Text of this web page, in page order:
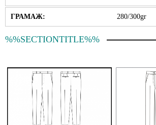
ГРАМАЖ: 280/300gr
%%SECTIONTITLE%%